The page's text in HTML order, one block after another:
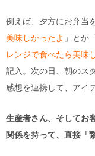
例えば、夕方にお弁当
美味しかったよ 」とか
レンジで食べたら美味
記入。次の日、朝のス
感想を連携して、アイ
生産者さん、そしてお
関係を持って、直接「